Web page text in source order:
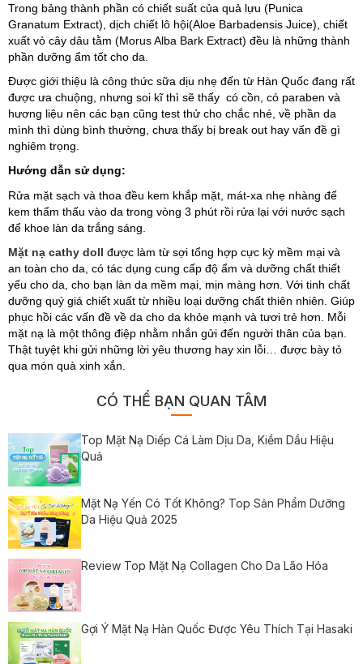
Trong bảng thành phần có chiết suất của quả lựu (Punica
Granatum Extract), dịch chiết lô hội(Aloe Barbadensis Juice), chiết
xuất vỏ cây dâu tằm (Morus Alba Bark Extract) đều là những thành
phần dưỡng ẩm tốt cho da.
Được giới thiệu là công thức sữa dịu nhẹ đến từ Hàn Quốc đang rất
được ưa chuộng, nhưng soi kĩ thì sẽ thấy có cồn, có paraben và
hương liệu nên các bạn cũng test thử cho chắc nhé, về phần da
mình thì dùng bình thường, chưa thấy bị break out hay vấn đề gì
nghiêm trọng.
Hướng dẫn sử dụng:
Rửa mặt sạch và thoa đều kem khắp mặt, mát-xa nhẹ nhàng để
kem thẩm thấu vào da trong vòng 3 phút rồi rửa lại với nước sạch
để khoe làn da trắng sáng.
Mặt nạ cathy doll được làm từ sợi tổng hợp cực kỳ mềm mại và
an toàn cho da, có tác dụng cung cấp độ ẩm và dưỡng chất thiết
yếu cho da, cho bạn làn da mềm mại, mịn màng hơn. Với tinh chất
dưỡng quý giá chiết xuất từ nhiều loại dưỡng chất thiên nhiên. Giúp
phục hồi các vấn đề về da cho da khỏe mạnh và tươi trẻ hơn. Mỗi
mặt nạ là một thông điệp nhằm nhắn gửi đến người thân của bạn.
Thật tuyệt khi gửi những lời yêu thương hay xin lỗi… được bày tỏ
qua món quà xinh xắn.
CÓ THỂ BẠN QUAN TÂM
Top Mặt Nạ Diếp Cá Làm Dịu Da, Kiềm Dầu Hiệu
Quả
Mặt Nạ Yến Có Tốt Không? Top Sản Phẩm Dưỡng
Da Hiệu Quả 2025
Review Top Mặt Nạ Collagen Cho Da Lão Hóa
Gợi Ý Mặt Nạ Hàn Quốc Được Yêu Thích Tại Hasaki